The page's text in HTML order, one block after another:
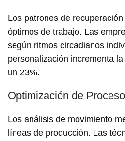
Los patrones de
óptimos de trabajo. Las
según ritmos circadianos
personalización incrementa
un 23%.
Optimización de
Los análisis de movimiento
líneas de producción. Las